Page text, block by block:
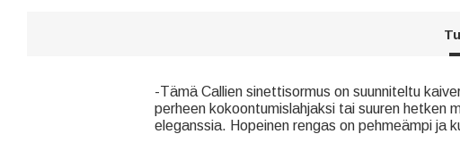
-Tämä Callien sinettisormus on suunniteltu
perheen kokoontumislahjaksi tai suuren hetken
eleganssia. Hopeinen rengas on pehmeämpi ja